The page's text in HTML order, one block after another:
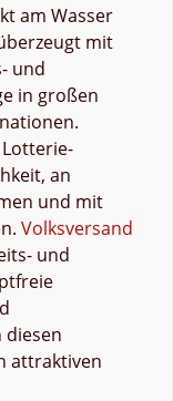
am Wasser
mit
und
in großen
an
und mit
Volksversand
und
diesen
attraktiven